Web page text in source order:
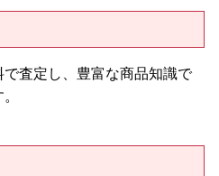
査定し、豊富な商品知識で